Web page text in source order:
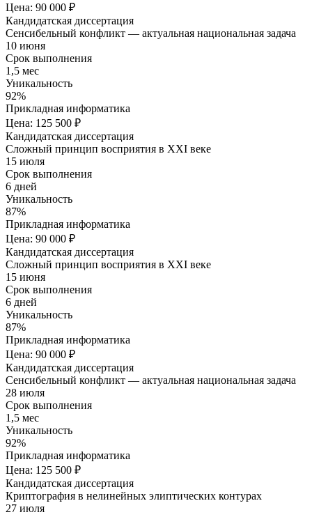
Цена: 90 000 ₽
Кандидатская диссертация
Сенсибельный конфликт — актуальная национальная задача
10 июня
Срок выполнения
1,5 мес
Уникальность
92%
Прикладная информатика
Цена: 125 500 ₽
Кандидатская диссертация
Сложный принцип восприятия в XXI веке
15 июля
Срок выполнения
6 дней
Уникальность
87%
Прикладная информатика
Цена: 90 000 ₽
Кандидатская диссертация
Сложный принцип восприятия в XXI веке
15 июня
Срок выполнения
6 дней
Уникальность
87%
Прикладная информатика
Цена: 90 000 ₽
Кандидатская диссертация
Сенсибельный конфликт — актуальная национальная задача
28 июля
Срок выполнения
1,5 мес
Уникальность
92%
Прикладная информатика
Цена: 125 500 ₽
Кандидатская диссертация
Криптография в нелинейных элиптических контурах
27 июля